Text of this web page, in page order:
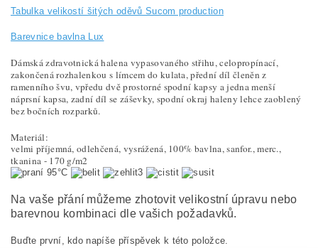
Tabulka velikostí šitých oděvů Sucom production
Barevnice bavlna Lux
Dámská zdravotnická halena vypasovaného střihu, celopropínací,
zakončená rozhalenkou s límcem do kulata,přední díl členěn z
ramenního švu, vpředu dvě prostorné spodní kapsy a jedna menší
náprsní kapsa, zadní díl se záševky, spodní okraj haleny lehce zaoblený
bez bočních rozparků.
Materiál:
velmi příjemná, odlehčená, vysrážená, 100% bavlna, sanfor., merc.,
tkanina - 170 g/m2
95°C
Na vaše přání můžeme zhotovit velikostní úpravu nebo
barevnou kombinaci dle vašich požadavků.
Buďte první, kdo napíše příspěvek k této položce.